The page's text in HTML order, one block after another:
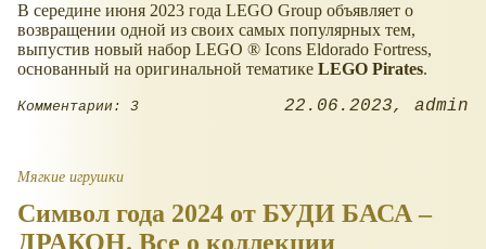
В середине июня 2023 года LEGO Group объявляет о
возвращении одной из своих самых популярных тем,
выпустив новый набор LEGO ® Icons Eldorado Fortress,
основанный на оригинальной тематике LEGO Pirates.
Комментарии: 3 22.06.2023 admin
Мягкие игрушки
Символ года 2024 от БУДИ БАСА –
ДРАКОН. Все о коллекции